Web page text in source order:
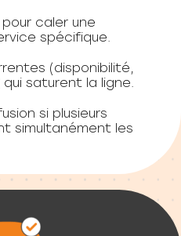
caler une
spécifique.
(disponibilité,
saturent la ligne.
si plusieurs
simultanément les